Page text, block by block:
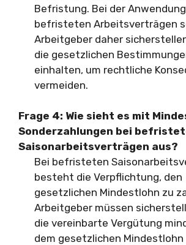
Befristung. Bei der
befristeten Arbeitsverträgen
Arbeitgeber daher
die gesetzlichen
einhalten, um rechtliche
vermeiden.
Frage 4: Wie sieht es mit
Sonderzahlungen bei
Saisonarbeitsverträgen aus?
Bei befristeten
besteht die Verpflichtung, den
gesetzlichen Mindestlohn zu
Arbeitgeber müssen
die vereinbarte Vergütung
dem gesetzlichen